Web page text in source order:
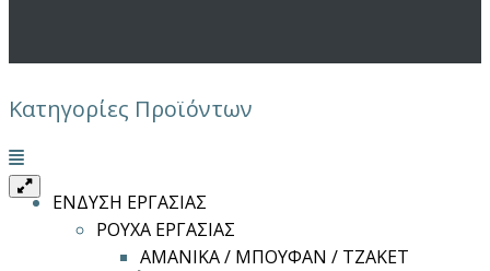
Κατηγορίες Προϊόντων
Μενού
ΕΝΔΥΣΗ ΕΡΓΑΣΙΑΣ
ΡΟΥΧΑ ΕΡΓΑΣΙΑΣ
ΑΜΑΝΙΚΑ / ΜΠΟΥΦΑΝ / ΤΖΑΚΕΤ